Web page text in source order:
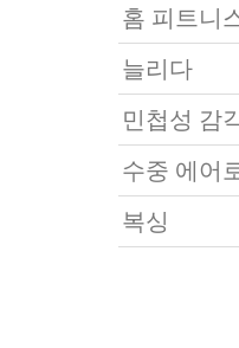
홈 피트니
늘리다
민첩성 감
수중 에어
복싱